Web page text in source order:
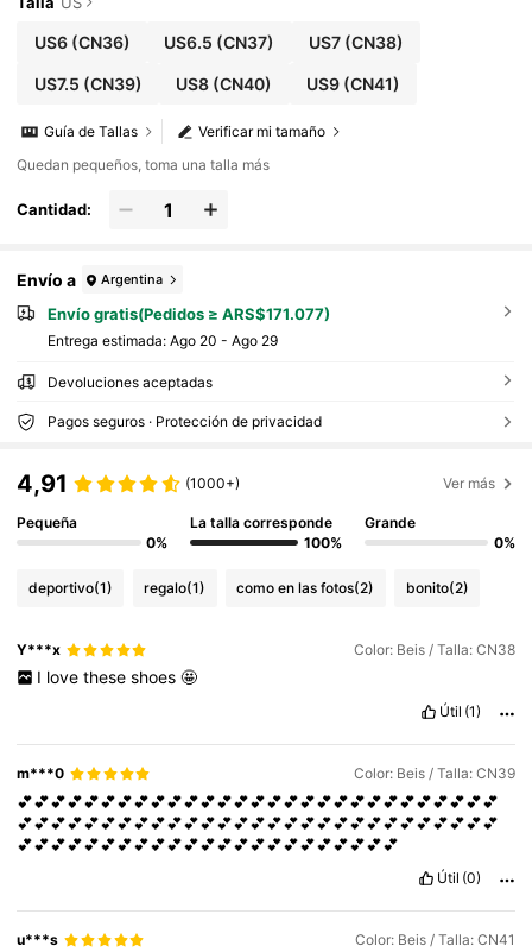
US6(CN36) US6.5 (CN37) US7(CN38)
US7.5 (CN39) US8 (CN40) US9(CN41)
Verificar mi tamaño
Guía de Tallas
Quedan pequeños, toma una talla más
Cantidad:
Envío a Argentina
Envío gratis(Pedidos ≥ ARS$171.077)
Entrega estimada: Ago 20 - Ago 29
Devoluciones aceptadas
Pagos seguros · Protección de privacidad
4,91 (1000+) Ver más
Pequeña
0%
La talla corresponde
100%
Grande
0%
deportivo(1) regalo(1) como en las fotos(2) bonito(2)
Y***x Color: Beis / Talla: CN38
I love these shoes 🤩
Útil (1)
m***0 Color: Beis / Talla: CN39
💕💕💕💕💕💕💕💕💕💕💕💕💕💕💕💕💕💕💕💕💕💕💕💕💕💕💕💕💕
💕💕💕💕💕💕💕💕💕💕💕💕💕💕💕💕💕💕💕💕💕💕💕💕💕💕💕💕💕
💕💕💕💕💕💕💕💕💕💕💕💕💕💕💕💕💕💕💕💕💕💕💕
Útil (0)
u***s Color: Beis / Talla: CN41